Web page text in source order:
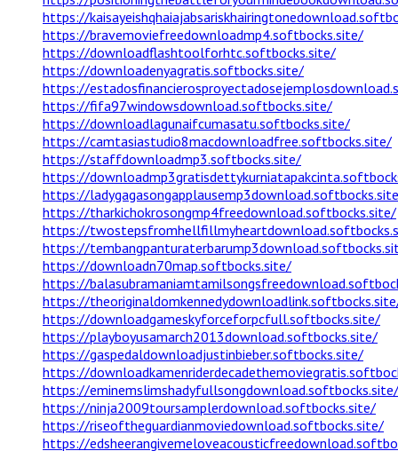
https://
https://bravemoviefreedownloadmp4.softbocks.site/
https://downloadflashtoolforhtc.softbocks.site/
https://downloadenyagratis.softbocks.site/
https://
https://fifa97windowsdownload.softbocks.site/
https://downloadlagunaifcumasatu.softbocks.site/
https://camtasiastudio8macdownloadfree.softbocks.site/
https://staffdownloadmp3.softbocks.site/
https://
https://
https://tharkichokrosongmp4freedownload.softbocks.site/
https://
https://
https://downloadn70map.softbocks.site/
https://
https://
https://downloadgameskyforceforpcfull.softbocks.site/
https://playboyusamarch2013download.softbocks.site/
https://gaspedaldownloadjustinbieber.softbocks.site/
https://
https://eminemslimshadyfullsongdownload.softbocks.site/
https://ninja2009toursamplerdownload.softbocks.site/
https://riseoftheguardianmoviedownload.softbocks.site/
https://